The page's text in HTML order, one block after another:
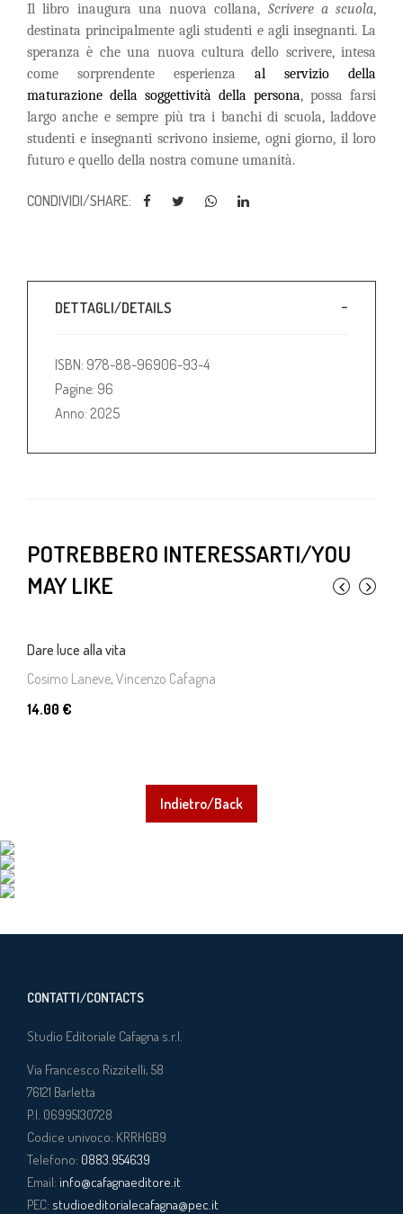
Il libro inaugura una nuova collana, Scrivere a scuola,
destinata principalmente agli studenti e agli insegnanti. La
speranza è che una nuova cultura dello scrivere, intesa
come sorprendente esperienza al servizio della
maturazione della soggettività della persona, possa farsi
largo anche e sempre più tra i banchi di scuola, laddove
studenti e insegnanti scrivono insieme, ogni giorno, il loro
futuro e quello della nostra comune umanità.
CONDIVIDI/SHARE:
DETTAGLI/DETAILS
ISBN: 978-88-96906-93-4
Pagine: 96
Anno: 2025
POTREBBERO INTERESSARTI/YOU
MAY LIKE
Dare luce alla vita
Cosimo Laneve, Vincenzo Cafagna
14.00 €
Indietro/Back
CONTATTI/CONTACTS
Studio Editoriale Cafagna s.r.l.
Via Francesco Rizzitelli, 58
76121 Barletta
P.I. 06995130728
Codice univoco: KRRH6B9
Telefono: 0883.954639
Email: info@cafagnaeditore.it
PEC: studioeditorialecafagna@pec.it